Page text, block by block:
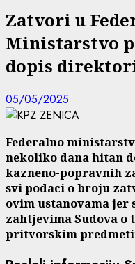
Zatvori u
Ministarstvo
dopis
05/05/2025
Federalno
nekoliko dana hitan
kazneno-popravnih
svi podaci o broju
ovim ustanovama jer
zahtjevima Sudova o
pritvorskim